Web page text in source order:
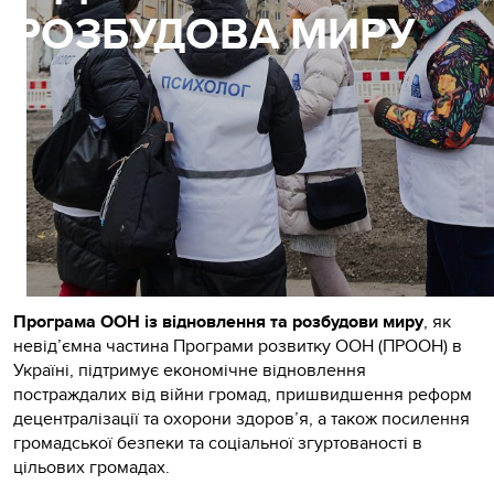
РОЗБУДОВА МИРУ
Програма ООН із відновлення та розбудови миру, як
невід’ємна частина Програми розвитку ООН (ПРООН) в
Україні, підтримує економічне відновлення
постраждалих від війни громад, пришвидшення реформ
децентралізації та охорони здоров’я, а також посилення
громадської безпеки та соціальної згуртованості в
цільових громадах.